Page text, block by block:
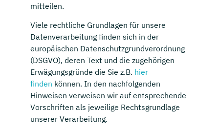
mitteilen.
Viele rechtliche Grundlagen für unsere
Datenverarbeitung finden sich in der
europäischen Datenschutzgrundverordnung
(DSGVO), deren Text und die zugehörigen
Erwägungsgründe die Sie z.B. hier
finden können. In den nachfolgenden
Hinweisen verweisen wir auf entsprechende
Vorschriften als jeweilige Rechtsgrundlage
unserer Verarbeitung.